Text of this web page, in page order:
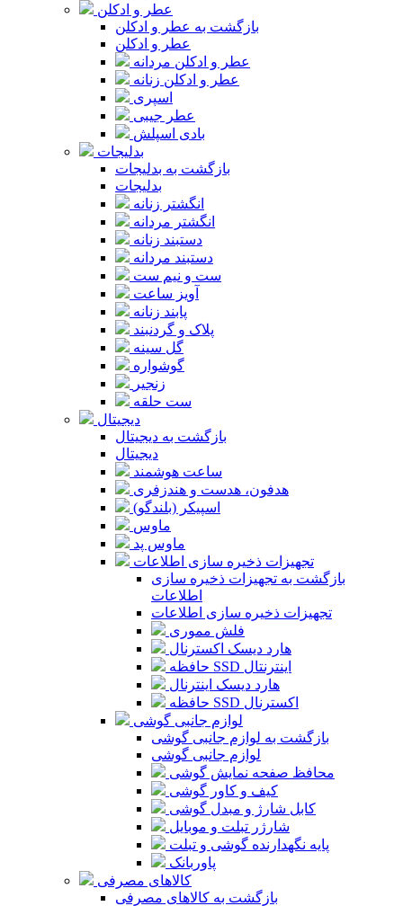
عطر و ادکلن
بازگشت به عطر و ادکلن
عطر و ادکلن
عطر و ادکلن مردانه
عطر و ادکلن زنانه
اسپری
عطر جیبی
بادی اسپلش
بدلیجات
بازگشت به بدلیجات
بدلیجات
انگشتر زنانه
انگشتر مردانه
دستبند زنانه
دستبند مردانه
ست و نیم ست
آویز ساعت
پابند زنانه
پلاک و گردنبند
گل سینه
گوشواره
زنجیر
ست حلقه
دیجیتال
بازگشت به دیجیتال
دیجیتال
ساعت هوشمند
هدفون، هدست و هندزفری
اسپیکر (بلندگو)
ماوس
ماوس پد
تجهیزات ذخیره سازی اطلاعات
بازگشت به تجهیزات ذخیره سازی
اطلاعات
تجهیزات ذخیره سازی اطلاعات
فلش مموری
هارد دیسک اکسترنال
حافظه SSD اینترنتال
هارد دیسک اینترنال
حافظه SSD اکسترنال
لوازم جانبی گوشی
بازگشت به لوازم جانبی گوشی
لوازم جانبی گوشی
محافظ صفحه نمایش گوشی
کیف و کاور گوشی
کابل شارژ و مبدل گوشی
شارژر تبلت و موبایل
پایه نگهدارنده گوشی و تبلت
پاوربانک
کالاهای مصرفی
بازگشت به کالاهای مصرفی